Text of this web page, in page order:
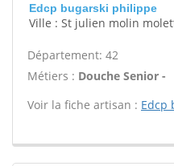
Edcp bugarski philippe
Ville : St julien molin
Département: 42
Métiers : Douche Senior -
Voir la fiche artisan : Edcp